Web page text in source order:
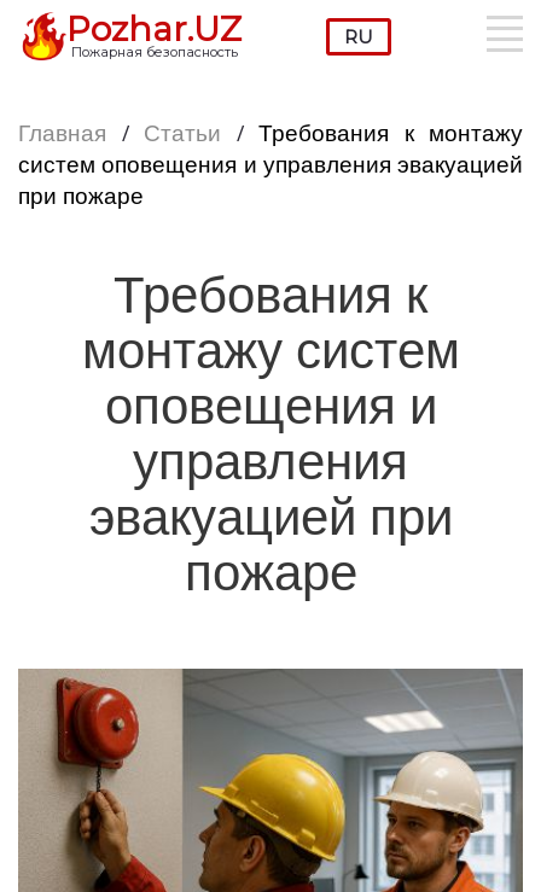
Pozhar.UZ
Пожарная безопасность
Главная / Статьи / Требования к монтажу
систем оповещения и управления эвакуацией
при пожаре
Требования к
монтажу систем
оповещения и
управления
эвакуацией при
пожаре